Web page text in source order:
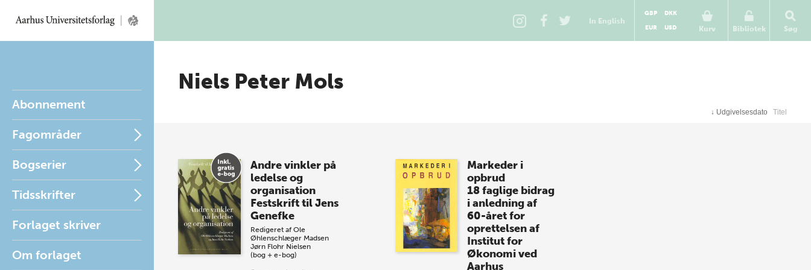
In English
Kurv
GBP
DKK
EUR
USD Bibliotek Søg
Abonnement
Fagområder
Bogserier
Tidsskrifter
Forlaget skriver
Om forlaget
Niels Peter Mols
↓ Udgivelsesdato Titel
Andre vinkler på
ledelse og
organisation
Festskrift til Jens
Genefke
Redigeret af Ole
Øhlenschlæger Madsen
Jørn Flohr Nielsen
(bog + e-bog)
Markeder i
opbrud
18 faglige bidrag
i anledning af
60-året for
oprettelsen af
Institut for
Økonomi ved
Aarhus